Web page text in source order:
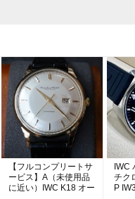
【フルコンプリートサ
ービス】A（未使用品
に近い）IWC K18 オー
IWC
チク
P